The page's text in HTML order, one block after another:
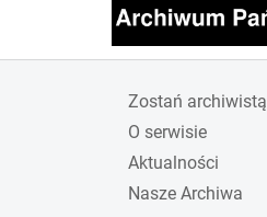
Zostań archiwistą
O serwisie
Aktualności
Nasze Archiwa